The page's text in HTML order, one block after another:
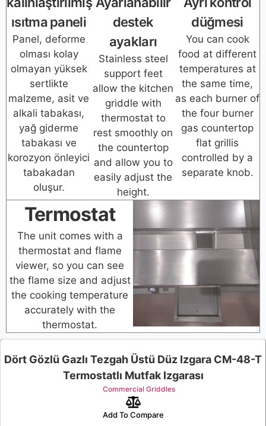
ısıtma paneli
Panel, deforme
olması kolay
olmayan yüksek
sertlikte
malzeme, asit ve
alkali tabakası,
yağ giderme
tabakası ve
korozyon önleyici
tabakadan
oluşur.
destek
ayakları
Stainless steel
support feet
allow the kitchen
griddle with
thermostat to
rest smoothly on
the countertop
and allow you to
easily adjust the
height.
düğmesi
You can cook
food at different
temperatures at
the same time,
as each burner of
the four burner
gas countertop
flat grillis
controlled by a
separate knob.
Termostat
The unit comes with a
thermostat and flame
viewer, so you can see
the flame size and adjust
the cooking temperature
accurately with the
thermostat.
Dört Gözlü Gazlı Tezgah Üstü Düz Izgara CM-48-T
Termostatlı Mutfak Izgarası
Commercial Griddles
Add To Compare